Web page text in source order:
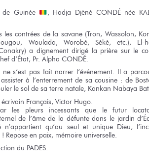
de Guinée , Hadja Djènè CONDÉ née
les contrées de la savane(Tron, Wassolon,
Woulada, Worobé, Sèkè, etc.), El-
a dignementdirigé la prière sur le
d’État, Pr. Alpha CONDÉ.
ne s’est pas fait narrer l’événement. Il a
à l’enterrement de sa cousine : de
le sol de sa terre natale, Kankan Nabaya
écrivain Français, Victor Hugo.
les pleurs incessantsque le futur
de l’âme de la défuntedans le jardin
n’appartientqu’au seul et uniqueDieu,
! Repose en paix, mémoire universelle.
du PADES.